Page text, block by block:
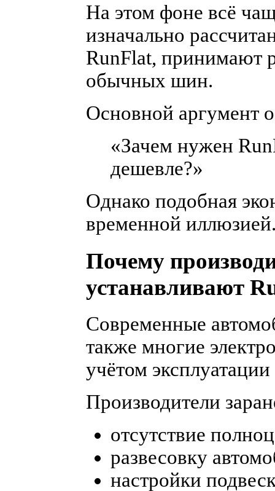
На этом фоне всё
изначально
RunFlat, принимают
обычных шин.
Основной аргумент
«Зачем нужен
дешевле?»
Однако подобная
временной
Почему
устанавливают
Современные
также многие
учётом
Производители
отсутствие
развесовку
настройки